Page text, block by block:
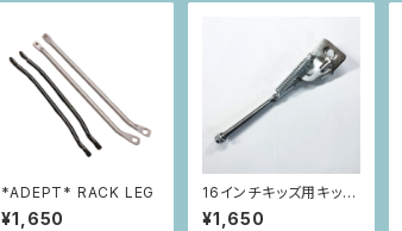
*ADEPT* RACK LEG
¥1,650
16インチキッズ用キック
スタンド
¥1,650